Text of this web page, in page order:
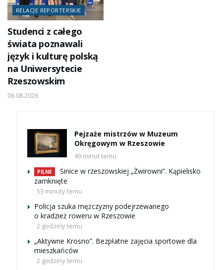
RELACJE REPORTERSKIE
Studenci z całego
świata poznawali
język i kulturę polską
na Uniwersytecie
Rzeszowskim
06.08.2026
Pejzaże mistrzów w Muzeum
Okręgowym w Rzeszowie
49 minut temu
PILNE
Sinice w rzeszowskiej „Żwirowni”. Kąpielisko
zamknięte
53 minuty temu
Policja szuka mężczyzny podejrzewanego
o kradzież roweru w Rzeszowie
2 godziny temu
„Aktywne Krosno”. Bezpłatne zajęcia sportowe dla
mieszkańców
2 godziny temu